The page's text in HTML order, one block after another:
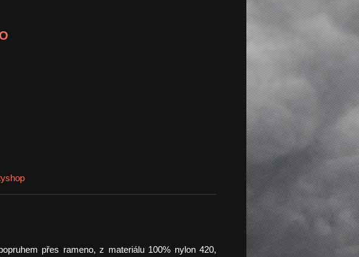
přes rameno, z materiálu 100% nylon 420,